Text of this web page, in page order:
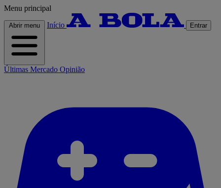
Menu principal
Abrir menu Início Entrar
Últimas Mercado Opinião